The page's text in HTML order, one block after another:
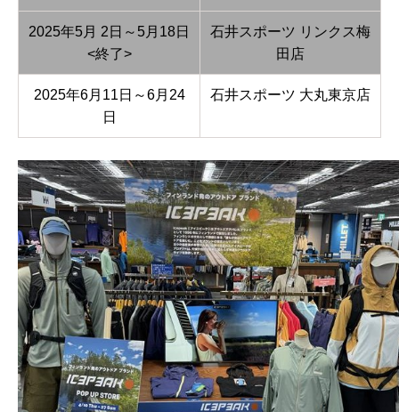
2025年5月 2日～5月18日
<終了>
石井スポーツ リンクス梅
田店
2025年6月11日～6月24
日
石井スポーツ 大丸東京店